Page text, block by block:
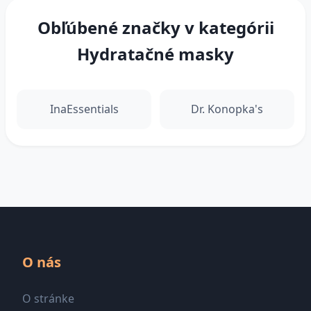
Obľúbené značky v kategórii
Hydratačné masky
InaEssentials Dr. Konopka's
O nás
O stránke